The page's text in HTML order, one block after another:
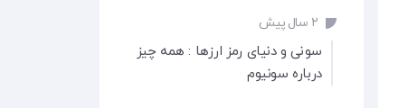
۲ سال پیش
سونی و دنیای رمز ارزها : همه چیز
درباره سونیوم